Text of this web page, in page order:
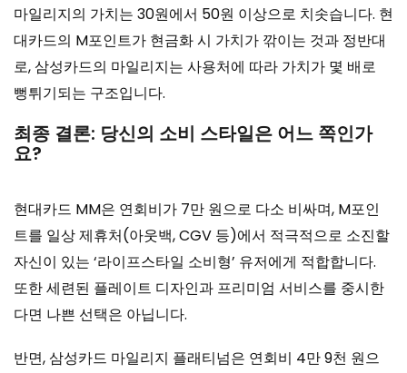
마일리지의 가치는 30원에서 50원 이상으로 치솟습니다. 현
대카드의 M포인트가 현금화 시 가치가 깎이는 것과 정반대
로, 삼성카드의 마일리지는 사용처에 따라 가치가 몇 배로
뻥튀기되는 구조입니다.
최종 결론: 당신의 소비 스타일은 어느 쪽인가
요?
현대카드 MM은 연회비가 7만 원으로 다소 비싸며, M포인
트를 일상 제휴처(아웃백, CGV 등)에서 적극적으로 소진할
자신이 있는 ‘라이프스타일 소비형’ 유저에게 적합합니다.
또한 세련된 플레이트 디자인과 프리미엄 서비스를 중시한
다면 나쁜 선택은 아닙니다.
반면, 삼성카드 마일리지 플래티넘은 연회비 4만 9천 원으